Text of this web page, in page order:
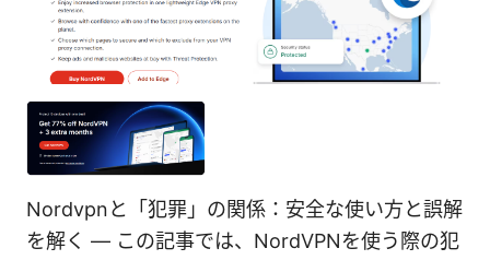
Nordvpnと「犯罪」の関係：安全な使い方と誤解
を解く — この記事では、NordVPNを使う際の犯